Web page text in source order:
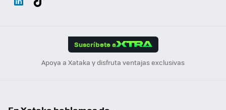
Suscríbete a
Apoya a Xataka y disfruta ventajas exclusivas